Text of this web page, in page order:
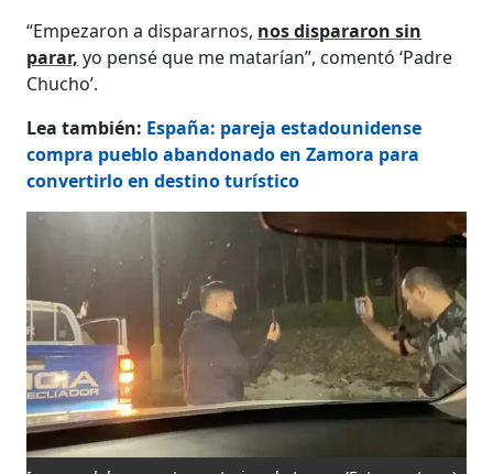
“Empezaron a dispararnos, nos dispararon sin
parar, yo pensé que me matarían”, comentó ‘Padre
Chucho’.
Lea también: España: pareja estadounidense
compra pueblo abandonado en Zamora para
convertirlo en destino turístico